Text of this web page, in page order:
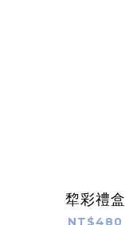
犂彩禮盒
NT$480